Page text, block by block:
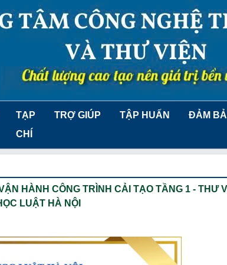
TẠP
CHÍ
TRỢ GIÚP TẬP HUẤN ĐẢM
HÀNH CÔNG TRÌNH CẢI TẠO TẦNG 1 - THƯ
LUẬT HÀ NỘI